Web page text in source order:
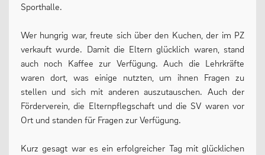
Erprobungsstufe
Mittelstufe
Wettbewerbe
Fordern & Fördern
Sporthalle.
Wer hungrig war, freute sich über den Kuchen, der im PZ
verkauft wurde. Damit die Eltern glücklich waren, stand
auch noch Kaffee zur Verfügung. Auch die Lehrkräfte
waren dort, was einige nutzten, um ihnen Fragen zu
stellen und sich mit anderen auszutauschen. Auch der
Förderverein, die Elternpflegschaft und die SV waren vor
Ort und standen für Fragen zur Verfügung.
Kurz gesagt war es ein erfolgreicher Tag mit glücklichen